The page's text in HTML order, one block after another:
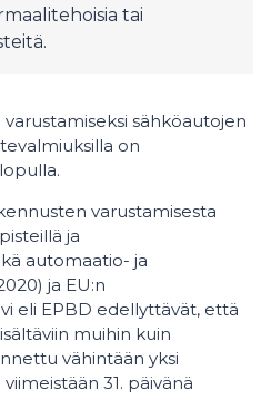
tai
sähköautojen
on
varustamisesta
ja
automaatio- ja
ja EU:n
eli EPBD edellyttävät, että
muihin kuin
vähintään yksi
31. päivänä